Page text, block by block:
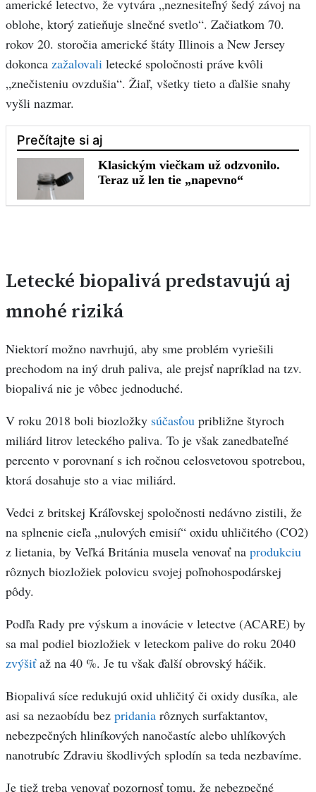
americké letectvo, že vytvára „neznesiteľný šedý závoj na
oblohe, ktorý zatieňuje slnečné svetlo“. Začiatkom 70.
rokov 20. storočia americké štáty Illinois a New Jersey
dokonca zažalovali letecké spoločnosti práve kvôli
„znečisteniu ovzdušia“. Žiaľ, všetky tieto a ďalšie snahy
vyšli nazmar.
Letecké biopalivá predstavujú aj
mnohé riziká
Niektorí možno navrhujú, aby sme problém vyriešili
prechodom na iný druh paliva, ale prejsť napríklad na tzv.
biopalivá nie je vôbec jednoduché.
V roku 2018 boli biozložky súčasťou približne štyroch
miliárd litrov leteckého paliva. To je však zanedbateľné
percento v porovnaní s ich ročnou celosvetovou spotrebou,
ktorá dosahuje sto a viac miliárd.
Vedci z britskej Kráľovskej spoločnosti nedávno zistili, že
na splnenie cieľa „nulových emisií“ oxidu uhličitého (CO2)
z lietania, by Veľká Británia musela venovať na produkciu
rôznych biozložiek polovicu svojej poľnohospodárskej
pôdy.
Podľa Rady pre výskum a inovácie v letectve (ACARE) by
sa mal podiel biozložiek v leteckom palive do roku 2040
zvýšiťaž na 40 %. Je tu však ďalší obrovský háčik.
Biopalivá síce redukujú oxid uhličitý či oxidy dusíka, ale
asi sa nezaobídu bez pridania rôznych surfaktantov,
nebezpečných hliníkových nanočastíc alebo uhlíkových
nanotrubíc Zdraviu škodlivých splodín sa teda nezbavíme.
Je tiež treba venovať pozornosť tomu, že nebezpečné